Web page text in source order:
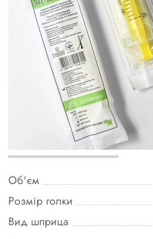
Об'єм
Розмір голки
Вид шприца